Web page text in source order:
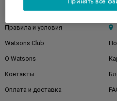
Клиентам
Правила и условия
Watsons Club
О Watsons
Контакты
Оплата и доставка